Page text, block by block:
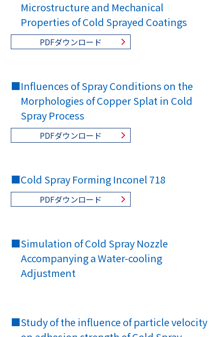
Microstructure and Mechanical
Properties of Cold Sprayed Coatings
PDFダウンロード
■Influences of Spray Conditions on the
Morphologies of Copper Splat in Cold
Spray Process
PDFダウンロード
■Cold Spray Forming Inconel 718
PDFダウンロード
■Simulation of Cold Spray Nozzle
Accompanying a Water-cooling
Adjustment
■Study of the influence of particle velocity